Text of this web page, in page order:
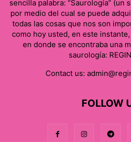
sencilla palabra: “Saurología” (un
por medio del cual se puede
todas las cosas que nos son
como hoy usted, en este
en donde se encontraba una
saurología:
Contact us:
FOLLOW